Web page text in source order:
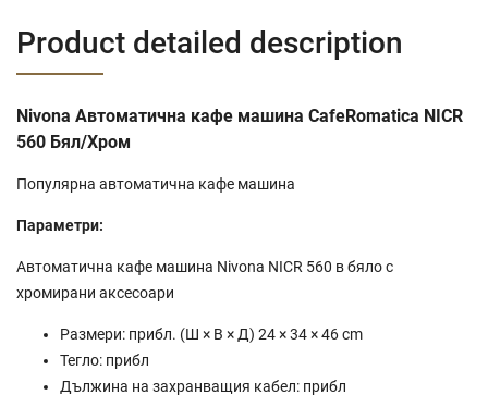
Product detailed description
Nivona Автоматична кафе машина CafeRomatica NICR
560 Бял/Хром
Популярна автоматична кафе машина
Параметри:
Автоматична кафе машина Nivona NICR 560 в бяло с
хромирани аксесоари
Размери: прибл. (Ш × В × Д) 24 × 34 × 46 cm
Тегло: прибл
Дължина на захранващия кабел: прибл